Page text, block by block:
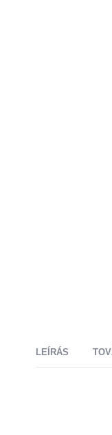
LEÍRÁS